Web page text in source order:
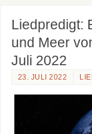
Liedpredigt:
und Meer
Juli 2022
23. JULI 2022